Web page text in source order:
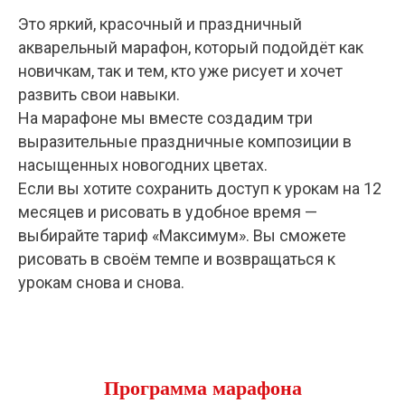
Это яркий, красочный и праздничный
акварельный марафон, который подойдёт как
новичкам, так и тем, кто уже рисует и хочет
развить свои навыки.
На марафоне мы вместе создадим три
выразительные праздничные композиции в
насыщенных новогодних цветах.
Если вы хотите сохранить доступ к урокам на 12
месяцев и рисовать в удобное время —
выбирайте тариф «Максимум». Вы сможете
рисовать в своём темпе и возвращаться к
урокам снова и снова.
Программа марафона